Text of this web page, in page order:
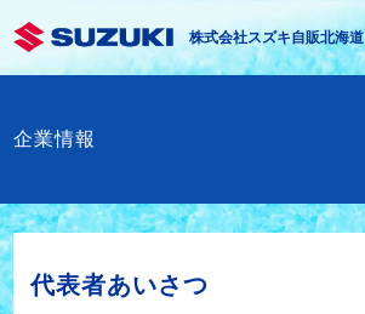
株式会社スズキ自販北海道
企業情報
代表者あいさつ